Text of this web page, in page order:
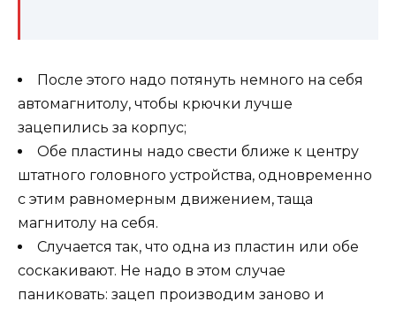
После этого надо потянуть немного на себя
автомагнитолу, чтобы крючки лучше
зацепились за корпус;
Обе пластины надо свести ближе к центру
штатного головного устройства, одновременно
с этим равномерным движением, таща
магнитолу на себя.
Случается так, что одна из пластин или обе
соскакивают. Не надо в этом случае
паниковать: зацеп производим заново и